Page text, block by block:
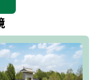
为前渠，由三条山脊环绕
左青龙，右白虎，前朱
官厅的水又止住了，正好
久陵园风景庄重典雅、气
陵园以皇家建筑风格为载